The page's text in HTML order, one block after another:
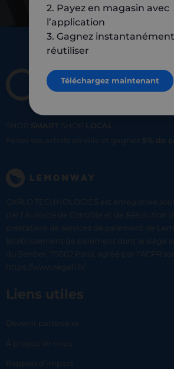
SHOP SMART SHOP
LOCAL
Faites vos achats en ville et gagnez 5% de
CARLO TECHNOLOGIES est enregistrée
par l’Autorité de Contrôle et de Résolution
prestataire de services de paiement de
(établissement de paiement dont le siège
du Sentier, 75002 Paris, agréé par l’ACPR
https://www.regafi.fr/
Liens utiles
Devenir partenaire
À propos de nous
Rapport d’impact
2. Payez en magasin avec
l’application
3. Gagnez instantanément
réutiliser
Téléchargez maintenant